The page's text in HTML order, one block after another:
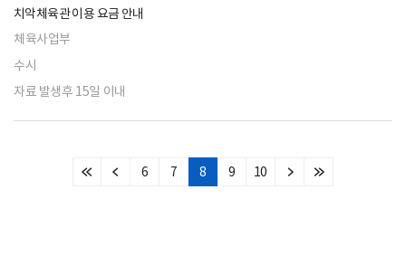
치악체육관 이용 요금 안내
체육사업부
수시
자료 발생후 15일 이내
처
이
6 7 8 9 10
다
마